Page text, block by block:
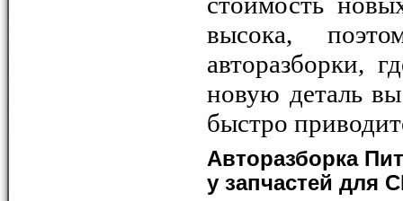
высока,
авторазборки,
новую деталь
быстро
Авторазборка
у запчастей для